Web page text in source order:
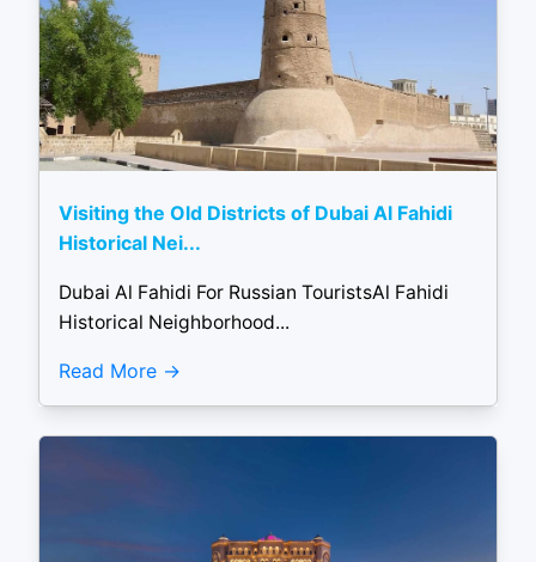
Visiting the Old Districts of Dubai Al Fahidi
Historical Nei...
Dubai Al Fahidi For Russian TouristsAl Fahidi
Historical Neighborhood...
Read More